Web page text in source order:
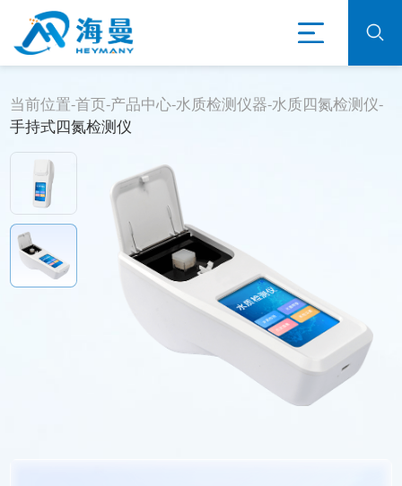
当前位置-首页-产品中心-水质检测仪器-水质四氮检测仪-
手持式四氮检测仪